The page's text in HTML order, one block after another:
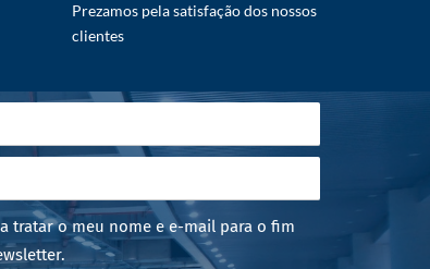
Prezamos pela satisfação dos nossos
clientes
tratar o meu nome e e-mail para o fim